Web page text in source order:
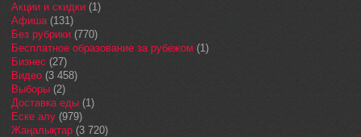
Акции и скидки (1)
Афиша(131)
Без рубрики (770)
Бесплатное образование за рубежом (1)
Бизнес (27)
Видео (3 458)
Выборы (2)
Доставка еды (1)
Еске алу (979)
Жаңалықтар (3 720)